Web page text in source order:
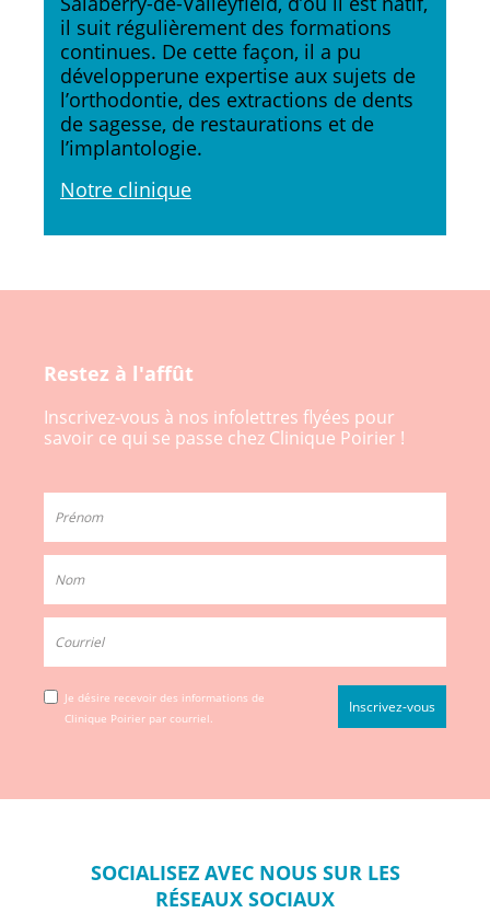
il suit régulièrement des formations
continues. De cette façon, il a pu
développerune expertise aux sujets de
l’orthodontie, des extractions de dents
de sagesse, de restaurations et de
l’implantologie.
Notre clinique
Restez à l'affût
Inscrivez-vous à nos infolettres flyées pour
savoir ce qui se passe chez Clinique Poirier !
Je désire recevoir des informations de
Clinique Poirier par courriel.
SOCIALISEZ AVEC NOUS SUR LES
RÉSEAUX SOCIAUX